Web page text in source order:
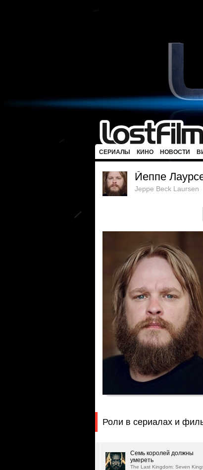
СЕРИАЛЫ КИНО НОВОСТИ
Йеппе
Jeppe Beck Laursen
Роли в сериалах и
Семь королей должны
умереть
The Last Kingdom: Seven